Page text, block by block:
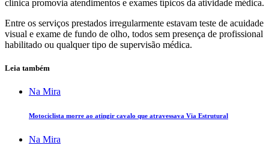
clínica promovia atendimentos e exames típicos da atividade médica.
Entre os serviços prestados irregularmente estavam teste de acuidade
visual e exame de fundo de olho, todos sem presença de profissional
habilitado ou qualquer tipo de supervisão médica.
Leia também
Na Mira
Motociclista morre ao atingir cavalo que atravessava Via Estrutural
Na Mira